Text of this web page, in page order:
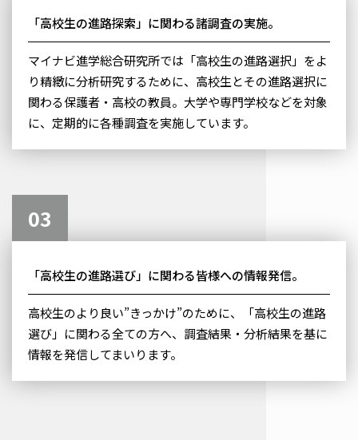
「高校生の進路探索」に関わる諸調査の実施。
マイナビ進学総合研究所では「高校生の進路選択」をよ
り精緻に分析研究するために、高校生とその進路選択に
関わる保護者・高校の教員。大学や専門学校などを対象
に、定期的に各種調査を実施しています。
03
「高校生の進路選び」に関わる皆様への情報発信。
高校生のより良い”きっかけ”のために、「高校生の進路
選び」に関わる全ての方へ、調査結果・分析結果を基に
情報を発信してまいります。